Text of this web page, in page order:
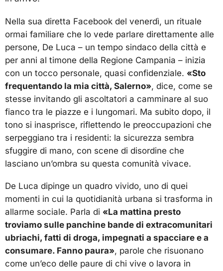
Nella sua diretta Facebook del venerdì, un rituale
ormai familiare che lo vede parlare direttamente alle
persone, De Luca – un tempo sindaco della città e
per anni al timone della Regione Campania – inizia
con un tocco personale, quasi confidenziale. «Sto
frequentando la mia città, Salerno», dice, come se
stesse invitando gli ascoltatori a camminare al suo
fianco tra le piazze e i lungomari. Ma subito dopo, il
tono si inasprisce, riflettendo le preoccupazioni che
serpeggiano tra i residenti: la sicurezza sembra
sfuggire di mano, con scene di disordine che
lasciano un’ombra su questa comunità vivace.
De Luca dipinge un quadro vivido, uno di quei
momenti in cui la quotidianità urbana si trasforma in
allarme sociale. Parla di «La mattina presto
troviamo sulle panchine bande di extracomunitari
ubriachi, fatti di droga, impegnati a spacciare e a
consumare. Fanno paura», parole che risuonano
come un’eco delle paure di chi vive o lavora in